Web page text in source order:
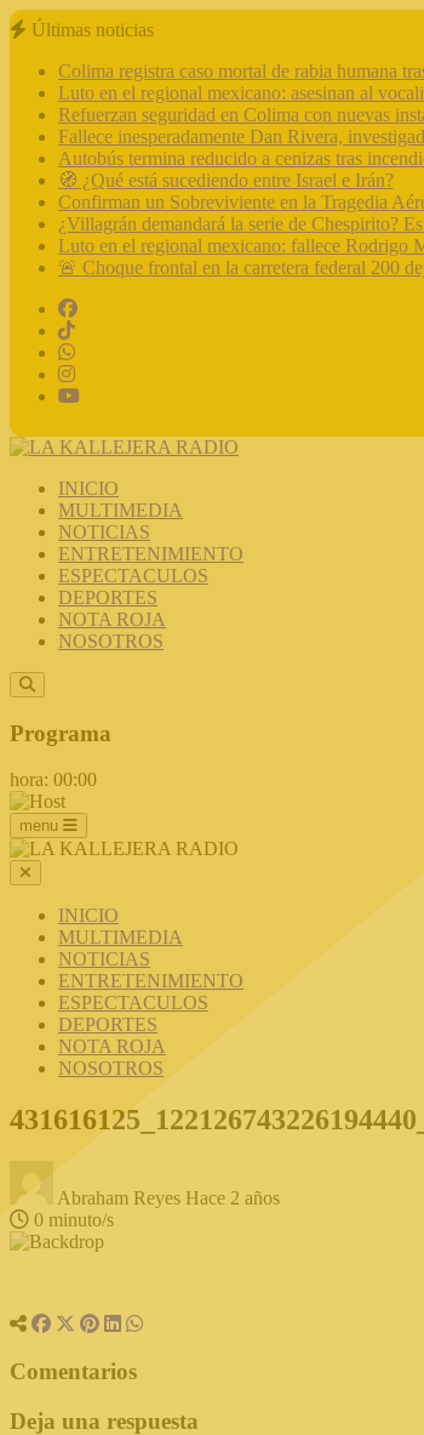
Últimas noticias
Colima registra caso mortal de rabia humana
Luto en el regional mexicano: asesinan al
Refuerzan seguridad en Colima con nuevas
Fallece inesperadamente Dan Rivera,
Autobús termina reducido a cenizas tras
🧭 ¿Qué está sucediendo entre Israel e Irán?
Confirman un Sobreviviente en la Tragedia
¿Villagrán demandará la serie de Chespirito?
Luto en el regional mexicano: fallece Rodrigo
🚨 Choque frontal en la carretera federal 200
INICIO
MULTIMEDIA
NOTICIAS
ENTRETENIMIENTO
ESPECTACULOS
DEPORTES
NOTA ROJA
NOSOTROS
Programa
hora: 00:00
menu
INICIO
MULTIMEDIA
NOTICIAS
ENTRETENIMIENTO
ESPECTACULOS
DEPORTES
NOTA ROJA
NOSOTROS
Abraham Reyes Hace 2 años
0 minuto/s
Comentarios
Deja una respuesta